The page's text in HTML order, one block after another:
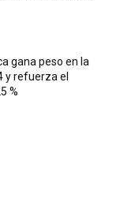
gana peso en la
y refuerza el
%